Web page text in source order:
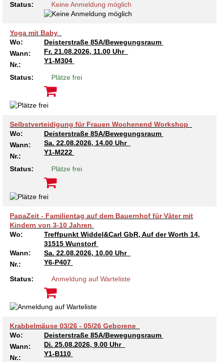
Status: Keine Anmeldung möglich
Yoga mit Baby
Wo:
Deisterstraße 85A/Bewegungsraum
Wann:
Fr. 21.08.2026, 11.00 Uhr
Nr.:
Y1-M304
Status: Plätze frei
Selbstverteidigung für Frauen Wochenend Workshop
Wo:
Deisterstraße 85A/Bewegungsraum
Wann:
Sa. 22.08.2026, 14.00 Uhr
Nr.:
Y1-M222
Status: Plätze frei
PapaZeit - Familientag auf dem Bauernhof für Väter mit
Kindern von 3-10 Jahren
Wo:
Treffpunkt Widdel&Carl GbR, Auf der Worth 14,
31515 Wunstorf
Wann:
Sa. 22.08.2026, 10.00 Uhr
Nr.:
Y6-P407
Status: Anmeldung auf Warteliste
Krabbelmäuse 03/26 - 05/26 Geborene
Wo:
Deisterstraße 85A/Bewegungsraum
Wann:
Di. 25.08.2026, 9.00 Uhr
Nr.:
Y1-B110